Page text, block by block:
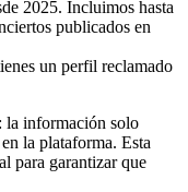
2025. Incluimos hasta
publicados en
un perfil reclamado
la información solo
la plataforma. Esta
para garantizar que